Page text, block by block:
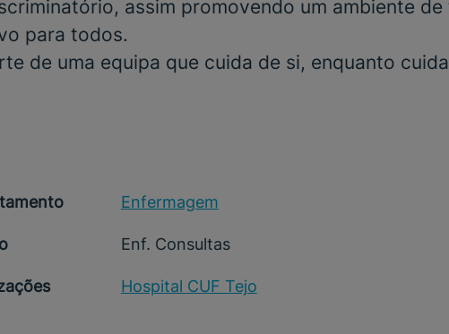
assim promovendo um ambiente de
para todos.
de uma equipa que cuida de si, enquanto
Enfermagem
Enf. Consultas
Hospital CUF Tejo